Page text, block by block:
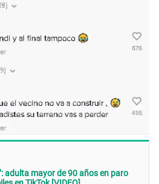
adulta mayor de 90 años en paro